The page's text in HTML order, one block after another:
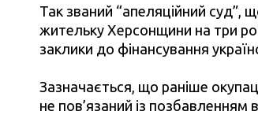
Так званий “апеляційний суд”,
жительку Херсонщини на три
заклики до фінансування
Зазначається, що раніше
не пов’язаний із позбавленням